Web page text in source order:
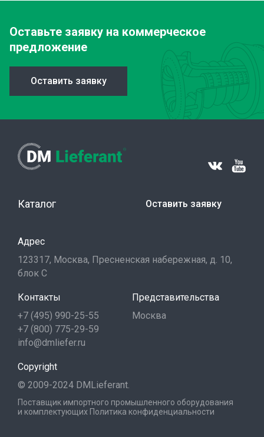
Оставьте заявку на коммерческое
предложение
Оставить заявку
Каталог Оставить заявку
Адрес
123317, Москва, Пресненская набережная, д. 10,
блок С
Контакты
+7 (495) 990-25-55
+7 (800) 775-29-59
info@dmliefer.ru
Представительства
Москва
Copyright
© 2009-2024 DMLieferant.
Поставщик импортного промышленного оборудования
и комплектующих Политика конфиденциальности